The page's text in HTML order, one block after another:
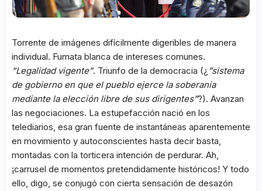
Torrente de imágenes difícilmente digeribles de manera
individual. Fumata blanca de intereses comunes.
“Legalidad vigente”. Triunfo de la democracia (¿ ”sistema
de gobierno en que el pueblo ejerce la soberanía
mediante la elección libre de sus dirigentes”?). Avanzan
las negociaciones. La estupefacción nació en los
telediarios, esa gran fuente de instantáneas aparentemente
en movimiento y autoconscientes hasta decir basta,
montadas con la torticera intención de perdurar. Ah,
¡carrusel de momentos pretendidamente históricos! Y todo
ello, digo, se conjugó con cierta sensación de desazón